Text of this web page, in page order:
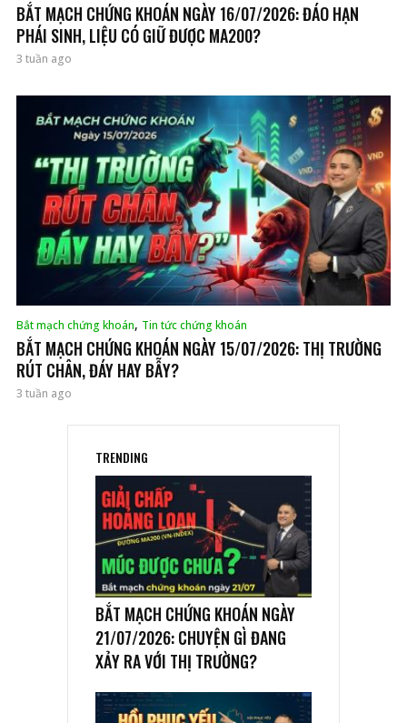
BẮT MẠCH CHỨNG KHOÁN NGÀY 16/07/2026: ĐÁO HẠN
PHÁI SINH, LIỆU CÓ GIỮ ĐƯỢC MA200?
3 tuần ago
Bắt mạch chứng khoán, Tin tức chứng khoán
BẮT MẠCH CHỨNG KHOÁN NGÀY 15/07/2026: THỊ TRƯỜNG
RÚT CHÂN, ĐÁY HAY BẪY?
3 tuần ago
TRENDING
BẮT MẠCH CHỨNG KHOÁN NGÀY
21/07/2026: CHUYỆN GÌ ĐANG
XẢY RA VỚI THỊ TRƯỜNG?